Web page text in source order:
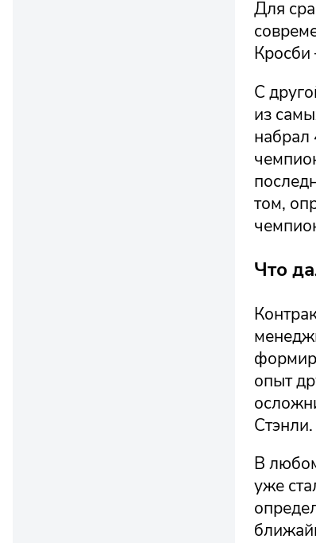
Для
С
из
набрал
том,
Что
опыт
Стэнли.
В
уже